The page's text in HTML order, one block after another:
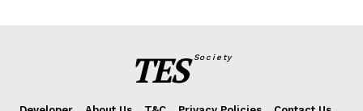
TES Society